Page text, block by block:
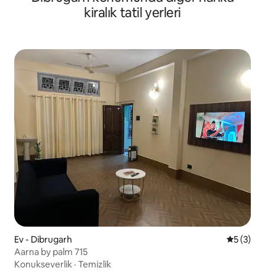
kiralık tatil yerleri
Ev - Dibrugarh 55 (3)
Aarna by palm 715
Konukseverlik · Temizlik